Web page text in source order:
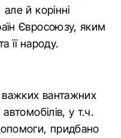
й корінні
Євросоюзу, яким
її народу.
важких вантажних
у т.ч.
придбано